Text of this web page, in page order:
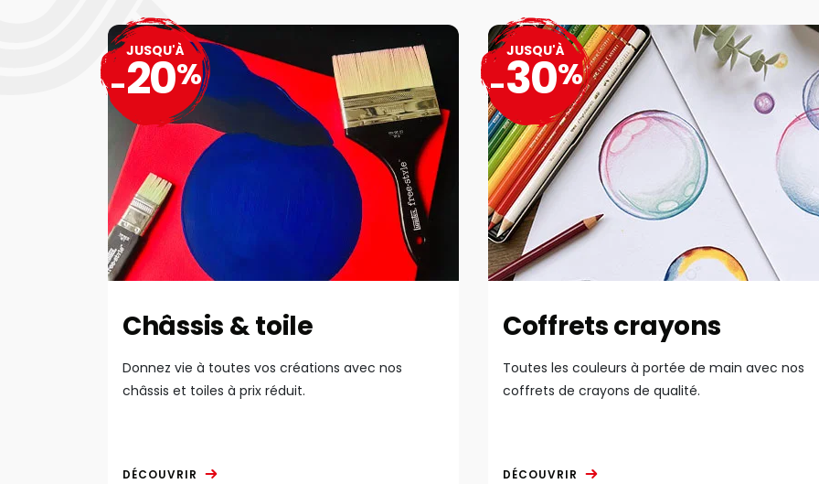
Châssis & toile
Donnez vie à toutes vos créations avec nos
châssis et toiles à prix réduit.
DÉCOUVRIR
JUSQU'À
-20%
Coffrets crayons
Toutes les couleurs à portée de main avec nos
coffrets de crayons de qualité.
DÉCOUVRIR
JUSQU'À
-30%